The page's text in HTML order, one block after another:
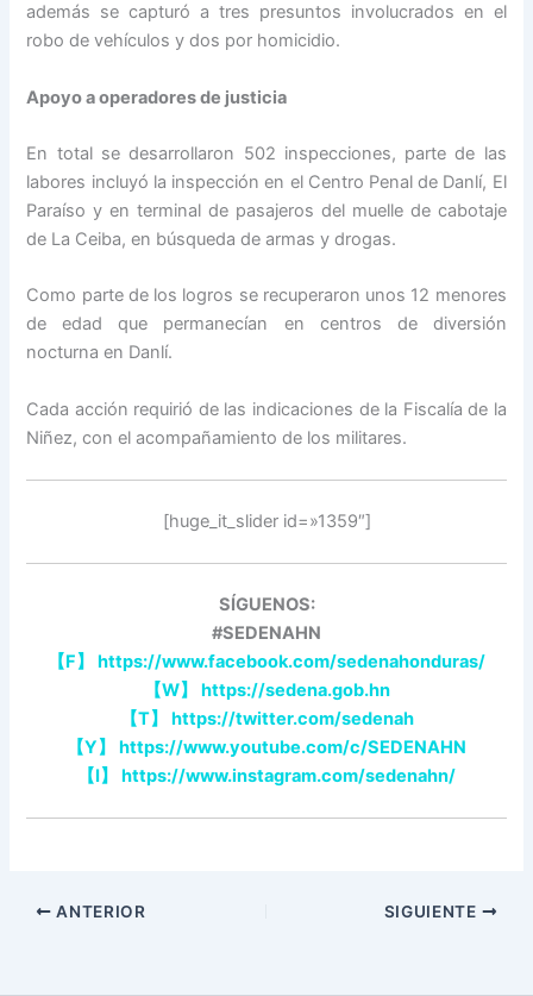
además se capturó a tres presuntos involucrados en el
robo de vehículos y dos por homicidio.
Apoyo a operadores de justicia
En total se desarrollaron 502 inspecciones, parte de las
labores incluyó la inspección en el Centro Penal de Danlí, El
Paraíso y en terminal de pasajeros del muelle de cabotaje
de La Ceiba, en búsqueda de armas y drogas.
Como parte de los logros se recuperaron unos 12 menores
de edad que permanecían en centros de diversión
nocturna en Danlí.
Cada acción requirió de las indicaciones de la Fiscalía de la
Niñez, con el acompañamiento de los militares.
[huge_it_slider id=»1359″]
SÍGUENOS:
#SEDENAHN
【F】
https://www.facebook.com/sedenahonduras/
【W】
https://sedena.gob.hn
【T】
https://twitter.com/sedenah
【Y】
https://www.youtube.com/c/SEDENAHN
【I】 https://www.instagram.com/sedenahn/
ANTERIOR SIGUIENTE